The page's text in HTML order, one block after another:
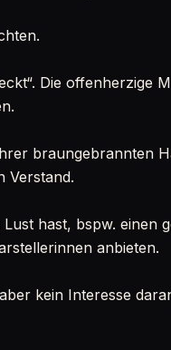
Die offenherzige
braungebrannten
Verstand.
hast, bspw. einen
anbieten.
kein Interesse